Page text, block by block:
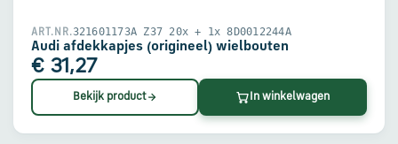
ART.NR.321601173A Z37 20x + 1x 8D0012244A
Audi afdekkapjes (origineel) wielbouten
€ 31,27
Bekijk product In winkelwagen